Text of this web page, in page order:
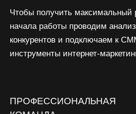
Чтобы получить максимальный
начала работы проводим
конкурентов и подключаем к
инструменты интернет-
ПРОФЕССИОНАЛЬНАЯ